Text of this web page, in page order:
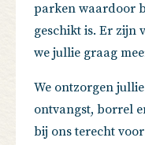
parken waardoor
geschikt is. Er zijn
we jullie graag
We ontzorgen
ontvangst, borrel
bij ons terecht